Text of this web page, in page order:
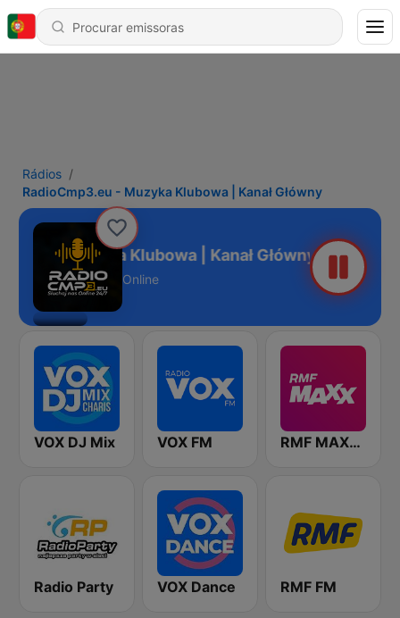
Rádios
RadioCmp3.eu - Muzyka Klubowa | Kanał Główny
- Muzyka Klubowa | Kanał Główny
Online
VOX DJ Mix VOX FM RMF MAXXX
Radio Party VOX Dance RMF FM